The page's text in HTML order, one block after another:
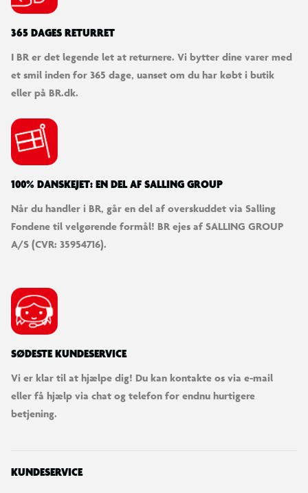
365 DAGES RETURRET
I BR er det legende let at returnere. Vi bytter dine varer med
et smil inden for 365 dage, uanset om du har købt i butik
eller på BR.dk.
100% DANSKEJET: EN DEL AF SALLING GROUP
Når du handler i BR, går en del af overskuddet via Salling
Fondene til velgørende formål! BR ejes af SALLING GROUP
A/S (CVR: 35954716).
SØDESTE KUNDESERVICE
Vi er klar til at hjælpe dig! Du kan kontakte os via e-mail
eller få hjælp via chat og telefon for endnu hurtigere
betjening.
KUNDESERVICE